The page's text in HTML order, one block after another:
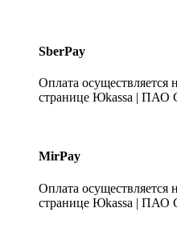
SberPay
Оплата
странице Юkassa |
MirPay
Оплата
странице Юkassa |